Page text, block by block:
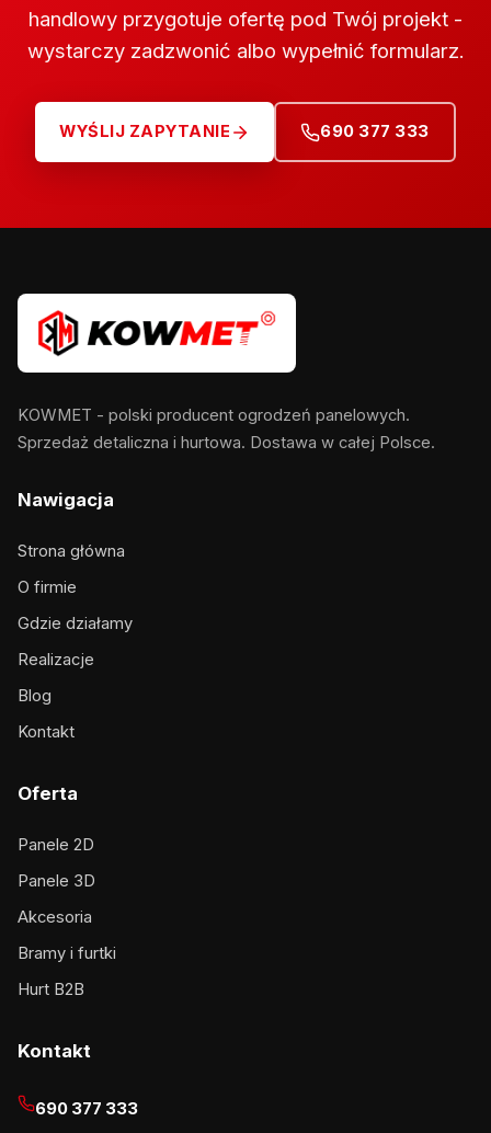
handlowy przygotuje ofertę pod Twój projekt -
wystarczy zadzwonić albo wypełnić formularz.
WYŚLIJ ZAPYTANIE 690 377 333
KOWMET - polski producent ogrodzeń panelowych.
Sprzedaż detaliczna i hurtowa. Dostawa w całej Polsce.
Nawigacja
Strona główna
O firmie
Gdzie działamy
Realizacje
Blog
Kontakt
Oferta
Panele 2D
Panele 3D
Akcesoria
Bramy i furtki
Hurt B2B
Kontakt
690 377 333